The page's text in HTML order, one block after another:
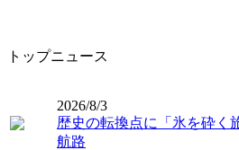
トップニュース
2026/8/3
歴史の転換点に「氷を砕く
航路